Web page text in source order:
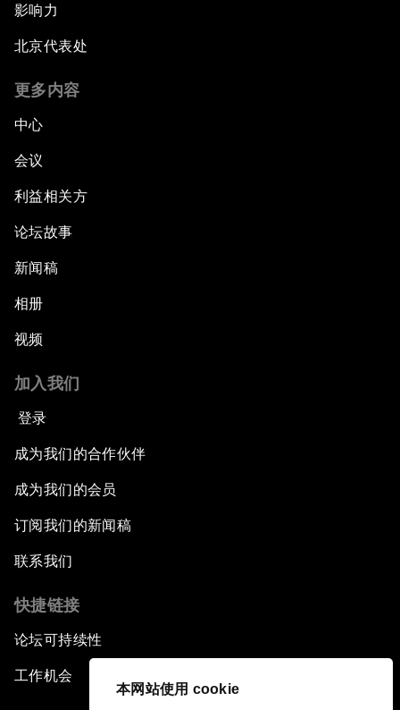
本网站使用 cookie
影响力
北京代表处
更多内容
中心
会议
利益相关方
论坛故事
新闻稿
相册
视频
加入我们
登录
成为我们的合作伙伴
成为我们的会员
订阅我们的新闻稿
联系我们
快捷链接
论坛可持续性
工作机会